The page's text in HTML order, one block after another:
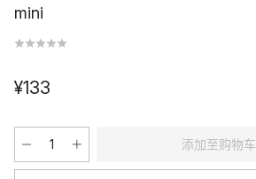
mini
¥133
添加至购物车